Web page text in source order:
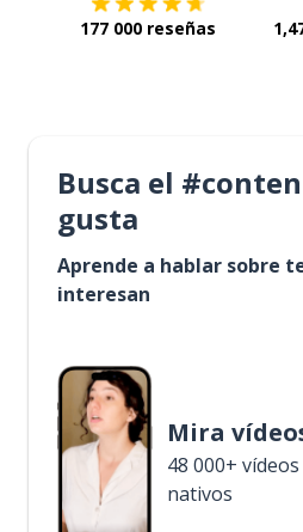
177 000 reseñas
Busca el
gusta
Aprende a hablar sobre
interesan
Mira
48 000+
nativos